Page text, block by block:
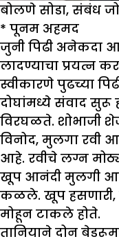
बोलणे सोडा, संबंध
* पूनम अहमद
जुनी पिढी अनेकदा
लादण्याचा प्रयत्न
स्वीकारणे पुढच्या
दोघांमध्ये संवाद सुरू
विरघळते. शोभाजी
विनोद, मुलगा रवी
आहे. रवीचे लग्न
खूप आनंदी मुलगी
कळले. खूप हसणारी,
मोहून टाकले होते.
तानियाने दोन